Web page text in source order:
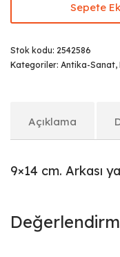
Sepete
Stok kodu: 2542586
Kategoriler: Antika-Sanat,
Açıklama
9×14 cm. Arkası